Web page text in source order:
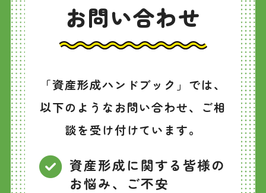
お問い合わせ
「資産形成ハンドブック」では、
以下のようなお問い合わせ、ご相
談を受け付けています。
資産形成に関する皆様の
お悩み、ご不安